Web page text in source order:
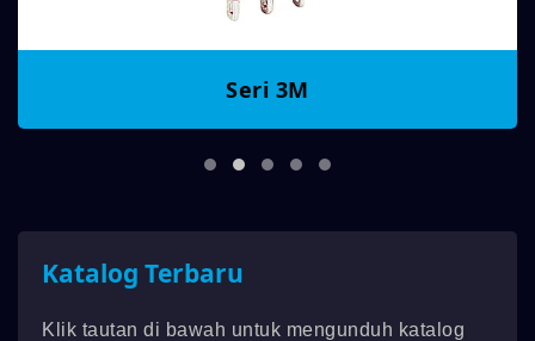
Seri 3M
Katalog Terbaru
Klik tautan di bawah untuk mengunduh katalog